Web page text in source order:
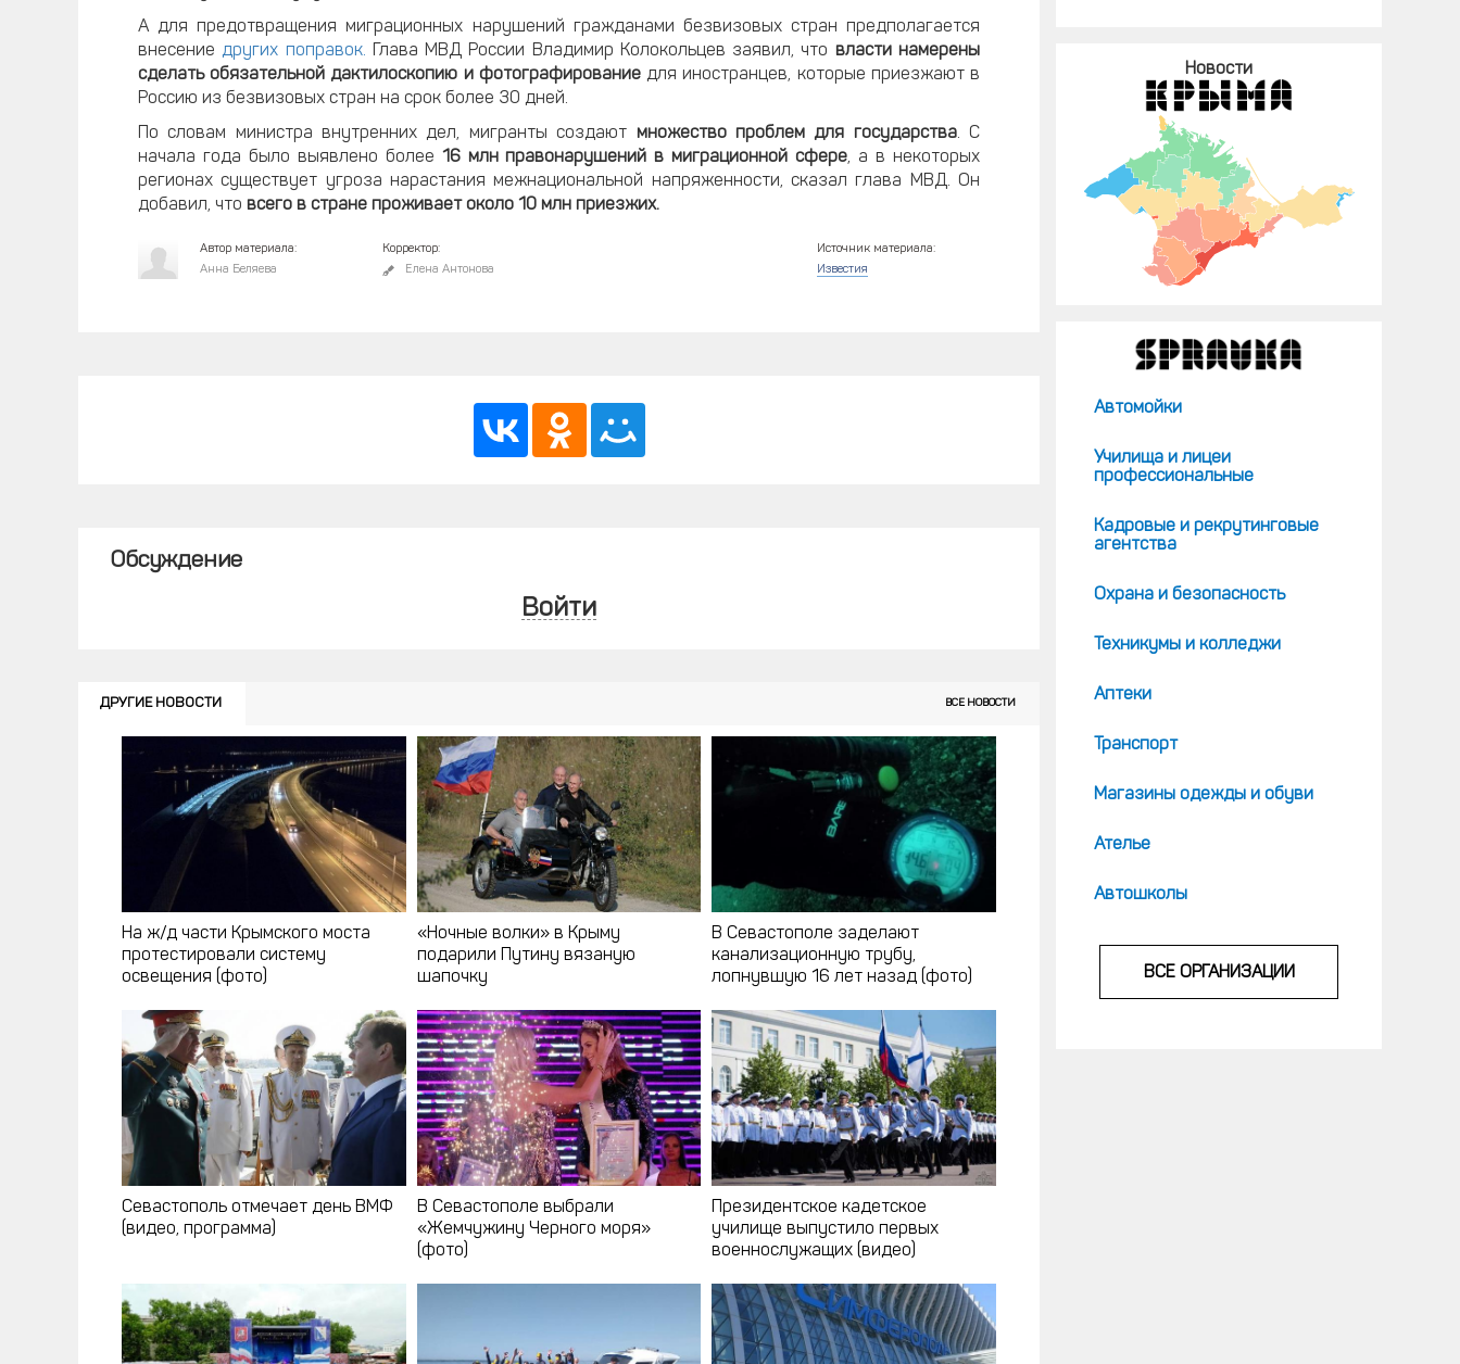
А для предотвращения миграционных нарушений гражданами безвизовых стран предполагается
внесениедругих поправок. Глава МВД России Владимир Колокольцев заявил, что власти намерены
сделать обязательной дактилоскопию и фотографированиедля иностранцев, которые приезжают в
Россию из безвизовых стран на срок более 30 дней.
По словам министра внутренних дел, мигранты создают множество проблем для государства. С
начала года было выявлено более 16 млн правонарушений в миграционной сфере, а в некоторых
регионах существует угроза нарастания межнациональной напряженности, сказал глава МВД. Он
добавил, что всего в стране проживает около 10 млн приезжих.
Автор материала:
Анна Беляева
Корректор:
Елена Антонова
Источник материала:
Известия
Обсуждение
Войти
На ж/д части Крымского моста
протестировали систему
освещения (фото)
«Ночные волки» в Крыму
подарили Путину вязаную
шапочку
В Севастополе заделают
канализационную трубу,
лопнувшую 16 лет назад (фото)
Севастополь отмечает день ВМФ
(видео, программа)
В Севастополе выбрали
«Жемчужину Черного моря»
(фото)
Президентское кадетское
училище выпустило первых
военнослужащих (видео)
ДРУГИЕ НОВОСТИ ВСЕ НОВОСТИ
Новости
Автомойки
Училища и лицеи
профессиональные
Кадровые и рекрутинговые
агентства
Охрана и безопасность
Техникумы и колледжи
Аптеки
Транспорт
Магазины одежды и обуви
Ателье
Автошколы
ВСЕ ОРГАНИЗАЦИИ